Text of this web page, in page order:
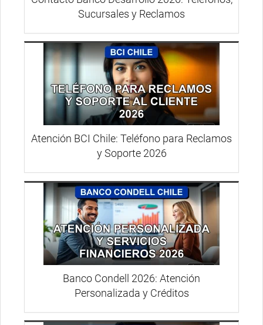
Sucursales y Reclamos
Atención BCI Chile: Teléfono para Reclamos
y Soporte 2026
Banco Condell 2026: Atención
Personalizada y Créditos